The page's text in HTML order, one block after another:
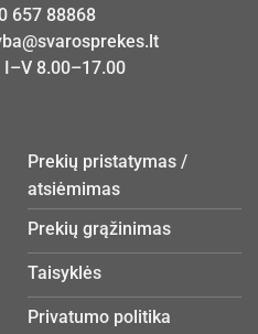
657 88868
I–V 8.00–17.00
Prekių pristatymas /
atsiėmimas
Prekių grąžinimas
Taisyklės
Privatumo politika